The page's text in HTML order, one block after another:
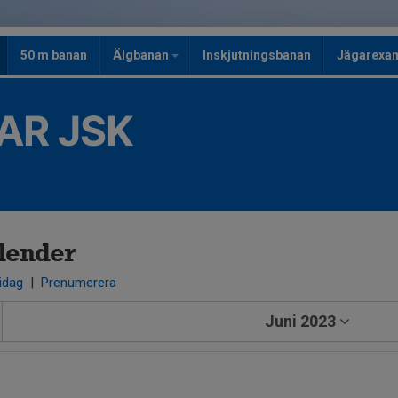
50 m banan Älgbanan Inskjutningsbanan
JSK
| Prenumerera
Juni 2023